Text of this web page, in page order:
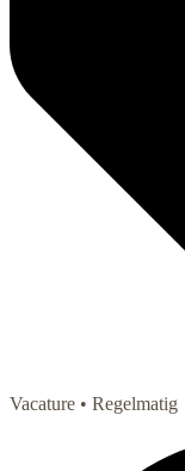
Vacature • Regelmatig